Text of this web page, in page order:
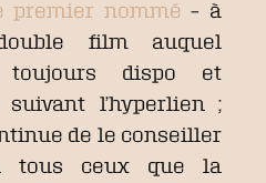
premier nommé – à
film auquel
toujours dispo et
l’hyperlien ;
de le conseiller
tous ceux que la